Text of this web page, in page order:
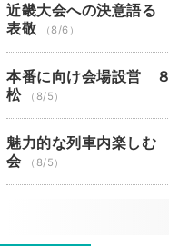
近畿大会への決意語る
表敬
（8/6）
本番に向け会場設営
松
（8/5）
魅力的な列車内楽しむ
会
（8/5）